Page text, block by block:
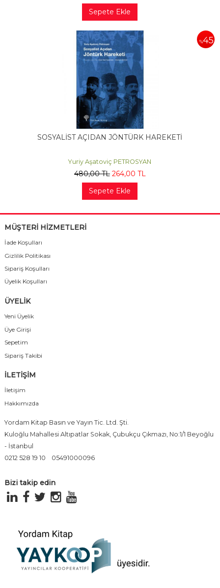
Sepete Ekle
%45
SOSYALİST AÇIDAN JÖNTÜRK HAREKETİ
Yuriy Aşatoviç PETROSYAN
480,00TL 264,00 TL
Sepete Ekle
MÜŞTERİ HİZMETLERİ
İade Koşulları
Gizlilik Politikası
Sipariş Koşulları
Üyelik Koşulları
ÜYELİK
Yeni Üyelik
Üye Girişi
Sepetim
Sipariş Takibi
İLETİŞİM
İletişim
Hakkımızda
Yordam Kitap Basın ve Yayın Tic. Ltd. Şti.
Kuloğlu Mahallesi Altıpatlar Sokak, Çubukçu Çıkmazı, No:1/1 Beyoğlu
- İstanbul
0212 528 19 10
05491000096
Bizi takip edin